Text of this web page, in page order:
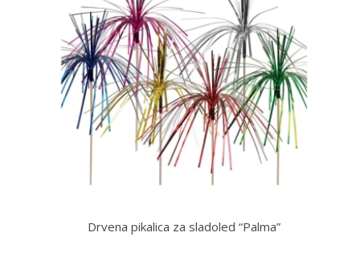
Drvena pikalica za sladoled “Palma”